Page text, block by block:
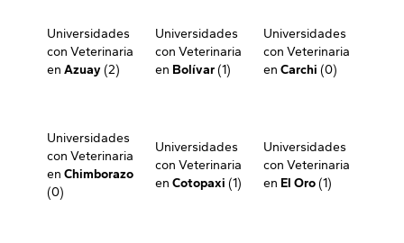
Universidades
con Veterinaria
en Azuay(2)
Universidades
con Veterinaria
en Bolívar(1)
Universidades
con Veterinaria
en Carchi (0)
Universidades
con Veterinaria
en Chimborazo
(0)
Universidades
con Veterinaria
en Cotopaxi (1)
Universidades
con Veterinaria
en El Oro(1)